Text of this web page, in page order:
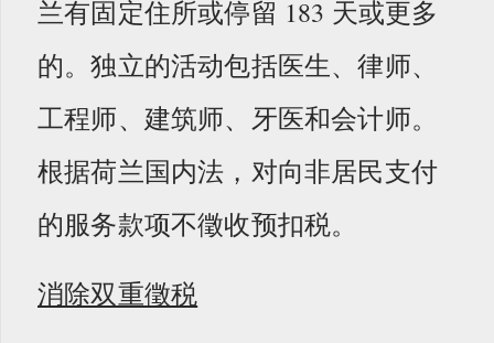
兰有固定住所或停留 183 天或更多
的。独立的活动包括医生、律师、
工程师、建筑师、牙医和会计师。
根据荷兰国内法，对向非居民支付
的服务款项不徵收预扣税。
消除双重徵税